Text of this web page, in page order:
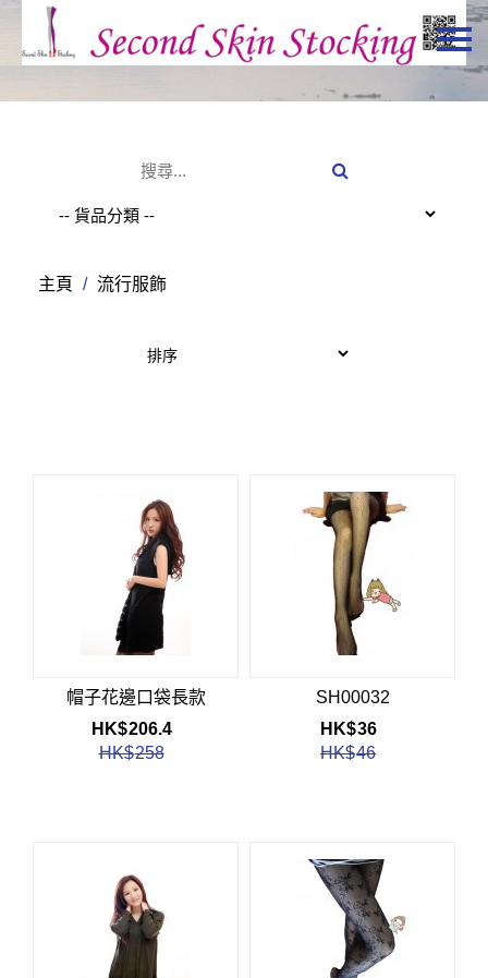
貨品分類
購物車
主頁 / 流行服飾
帽子花邊口袋長款
HK$206.4
HK$258
SH00032
HK$36
HK$46